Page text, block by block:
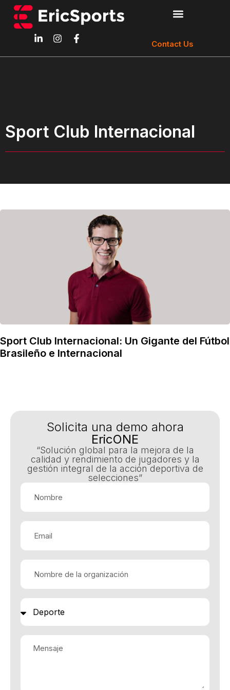
Contact Us
Sport Club Internacional
Sport Club Internacional: Un Gigante del Fútbol
Brasileño e Internacional
Solicita una demo ahora
EricONE
“Solución global para la mejora de la
calidad y rendimiento de jugadores y la
gestión integral de la acción deportiva de
selecciones”